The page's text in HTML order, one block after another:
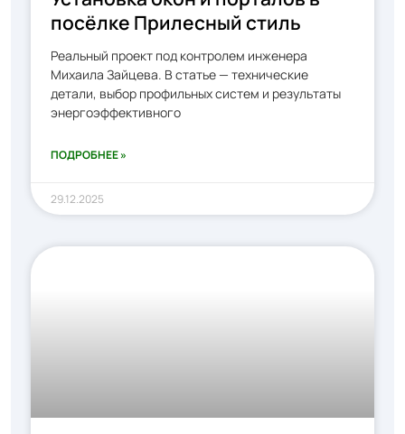
посёлке Прилесный стиль
Реальный проект под контролем инженера
Михаила Зайцева. В статье — технические
детали, выбор профильных систем и результаты
энергоэффективного
ПОДРОБНЕЕ »
29.12.2025